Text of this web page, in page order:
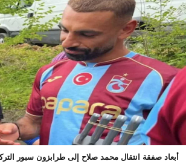
أبعاد صفقة انتقال محمد صلاح إلى طرابزون سبور